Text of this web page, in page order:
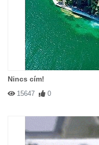
Nincs cím!
15647 0